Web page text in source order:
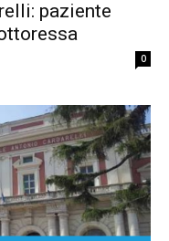
paziente
0